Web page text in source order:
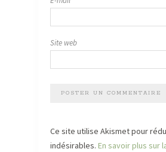
Site web
Ce site utilise Akismet pour
indésirables. En savoir plus sur